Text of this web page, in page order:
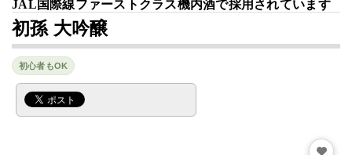
JAL国際線ファーストクラス機内酒で採用されています
初孫 大吟醸
初心者もOK